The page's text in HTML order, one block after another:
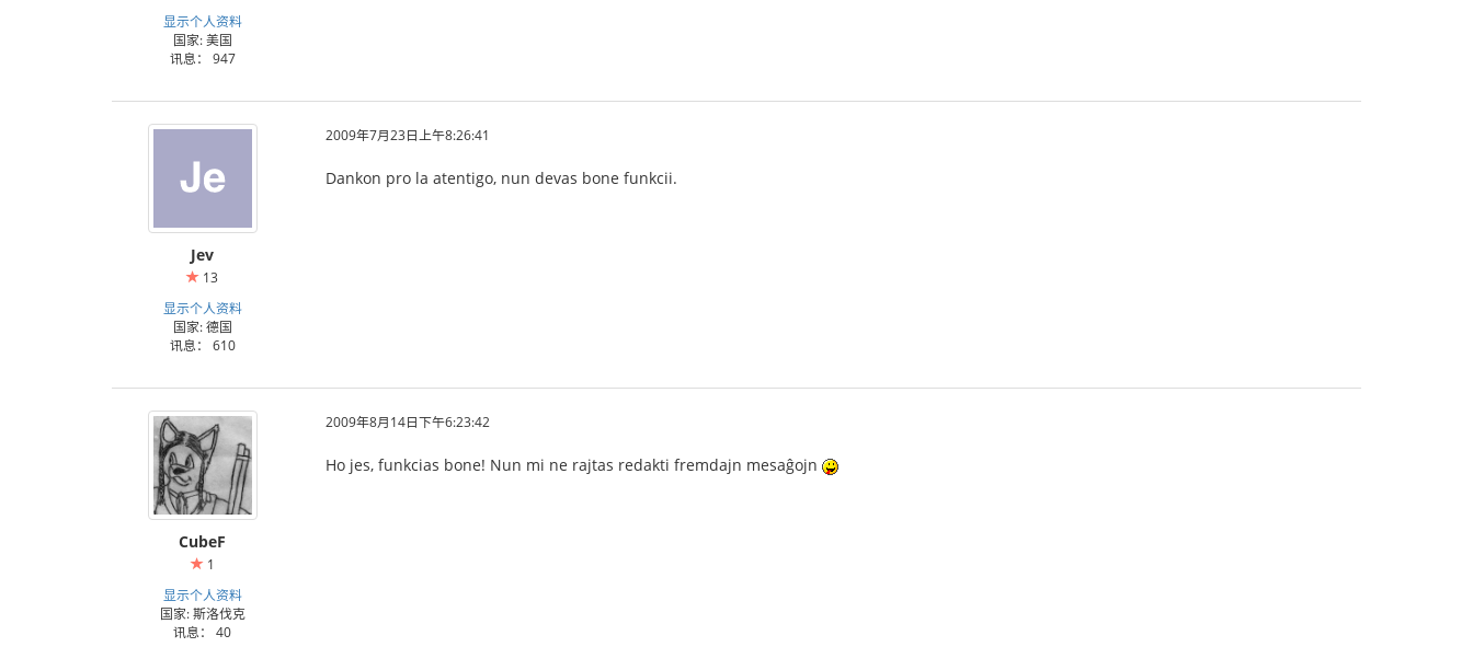
显示个人资料
国家: 美国
讯息： 947
Jev
13
显示个人资料
国家: 德国
讯息： 610
2009年7月23日上午8:26:41
Dankon pro la atentigo, nun devas bone funkcii.
CubeF
1
显示个人资料
国家: 斯洛伐克
讯息： 40
2009年8月14日下午6:23:42
Ho jes, funkcias bone! Nun mi ne rajtas redakti fremdajn mesaĝojn